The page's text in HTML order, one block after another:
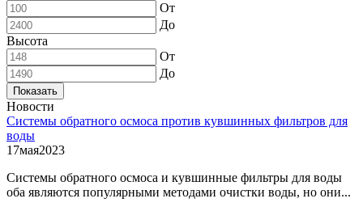
От
До
Высота
От
До
Показать
Новости
Системы обратного осмоса против кувшинных фильтров для
воды
17мая2023
Системы обратного осмоса и кувшинные фильтры для воды
оба являются популярными методами очистки воды, но они...